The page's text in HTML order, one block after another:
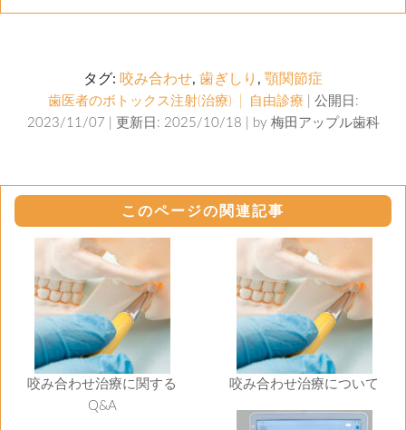
タグ: 咬み合わせ, 歯ぎしり , 顎関節症
歯医者のボトックス注射(治療) │ 自由診療 | 公開日:
2023/11/07 | 更新日: 2025/10/18 | by 梅田アップル歯科
このページの関連記事
咬み合わせ治療に関する
Q&A
咬み合わせ治療について